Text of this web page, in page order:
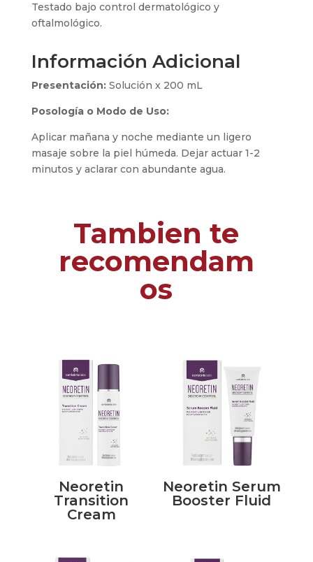
Testado bajo control dermatológico y
oftalmológico.
Información Adicional
Presentación: Solución x 200 mL
Posología o Modo de Uso:
Aplicar mañana y noche mediante un ligero
masaje sobre la piel húmeda. Dejar actuar 1-2
minutos y aclarar con abundante agua.
Tambien te
recomendam
os
Neoretin
Transition
Cream
Neoretin Serum
Booster Fluid